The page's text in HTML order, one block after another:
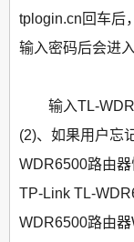
tplogin.cn回车后
输入密码后会进
输入TL-
(2)、如果用户忘
WDR6500路由
TP-Link TL-
WDR6500路由